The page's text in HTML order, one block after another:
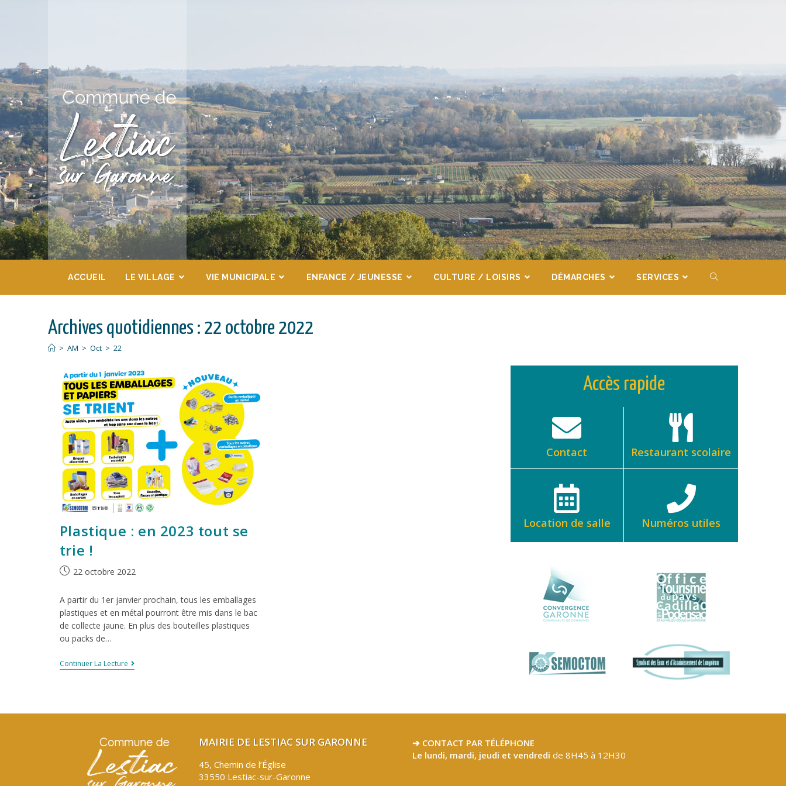
ACCUEIL LE VILLAGE VIE MUNICIPALE ENFANCE / JEUNESSE CULTURE / LOISIRS DÉMARCHES SERVICES
Archives quotidiennes : 22 octobre 2022
> AM > Oct > 22
Plastique : en 2023 tout se
trie !
22 octobre 2022
A partir du 1er janvier prochain, tous les emballages
plastiques et en métal pourront être mis dans le bac
de collecte jaune. En plus des bouteilles plastiques
ou packs de…
Continuer La Lecture
Accès rapide
Contact Restaurant scolaire
Location de salle Numéros utiles
MAIRIE DE LESTIAC SUR GARONNE
45, Chemin de l’Église
33550 Lestiac-sur-Garonne
➔ CONTACT PAR TÉLÉPHONE
Le lundi, mardi, jeudi et vendredi de 8H45 à 12H30